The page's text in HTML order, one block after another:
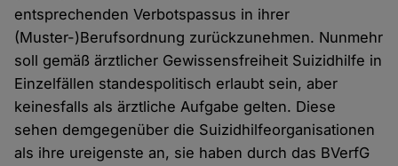
entsprechenden Verbotspassus in ihrer
(Muster-)Berufsordnung zurückzunehmen. Nunmehr
soll gemäß ärztlicher Gewissensfreiheit Suizidhilfe in
Einzelfällen standespolitisch erlaubt sein, aber
keinesfalls als ärztliche Aufgabe gelten. Diese
sehen demgegenüber die Suizidhilfeorganisationen
als ihre ureigenste an, sie haben durch das BVerfG